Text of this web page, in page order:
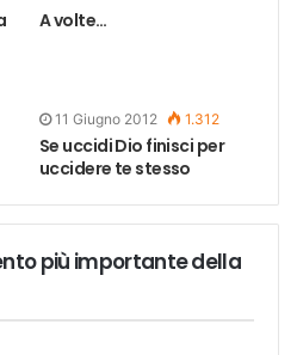
A volte…
11 Giugno 2012 1.312
Se uccidi Dio finisci per
uccidere te stesso
più importante della